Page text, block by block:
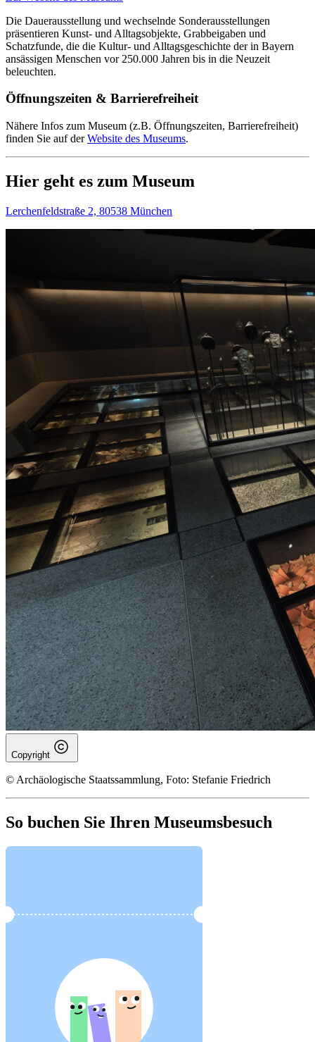
Die Dauerausstellung und wechselnde Sonderausstellungen
präsentieren Kunst- und Alltagsobjekte, Grabbeigaben und
Schatzfunde, die die Kultur- und Alltagsgeschichte der in Bayern
ansässigen Menschen vor 250.000 Jahren bis in die Neuzeit
beleuchten.
Öffnungszeiten & Barrierefreiheit
Nähere Infos zum Museum (z.B. Öffnungszeiten, Barrierefreiheit)
finden Sie auf derWebsite des Museums.
Hier geht es zum Museum
Lerchenfeldstraße 2, 80538 München
Copyright
© Archäologische Staatssammlung, Foto: Stefanie Friedrich
So buchen Sie Ihren Museumsbesuch